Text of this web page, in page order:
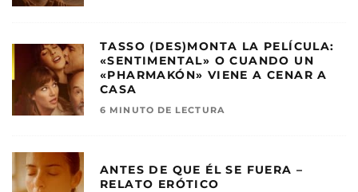
TASSO (DES)MONTA LA PELÍCULA:
«SENTIMENTAL» O CUANDO UN
«PHARMAKÓN» VIENE A CENAR A
CASA
6 MINUTO DE LECTURA
ANTES DE QUE ÉL SE FUERA –
RELATO ERÓTICO